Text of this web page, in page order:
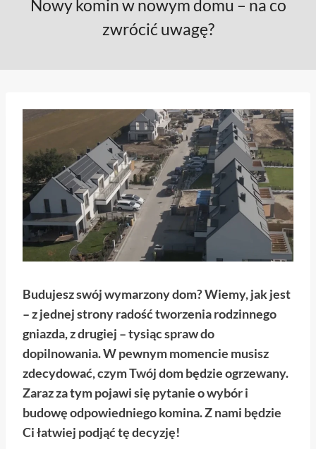
Nowy komin w nowym domu – na co
zwrócić uwagę?
Budujesz swój wymarzony dom? Wiemy, jak jest
– z jednej strony radość tworzenia rodzinnego
gniazda, z drugiej – tysiąc spraw do
dopilnowania. W pewnym momencie musisz
zdecydować, czym Twój dom będzie ogrzewany.
Zaraz za tym pojawi się pytanie o wybór i
budowę odpowiedniego komina. Z nami będzie
Ci łatwiej podjąć tę decyzję!